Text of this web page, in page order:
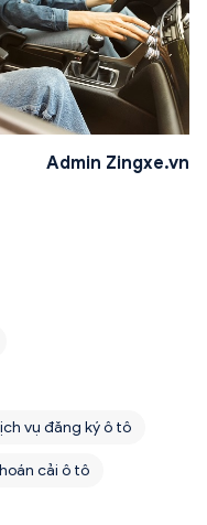
Admin Zingxe.vn
vụ đăng ký ô tô
cải ô tô